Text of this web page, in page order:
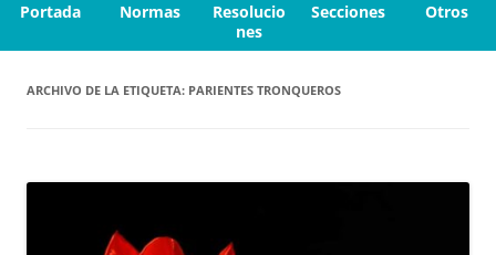
Portada Normas
Resolucio
nes
Secciones Otros
ARCHIVO DE LA ETIQUETA: PARIENTES TRONQUEROS